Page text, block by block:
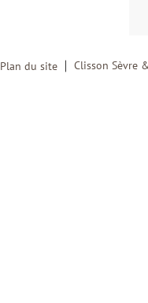
Plan du site Clisson Sèvre